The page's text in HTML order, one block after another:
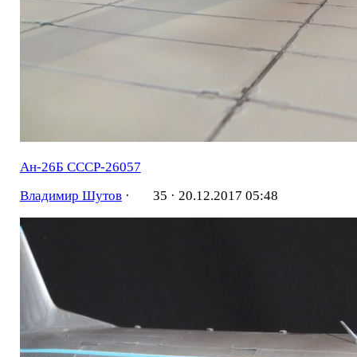
Ан-26Б СССР-26057
Владимир Шутов· 35 · 20.12.2017 05:48